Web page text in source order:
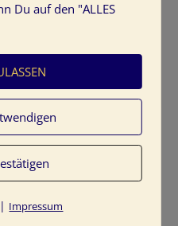
Du auf den "ALLES
| Impressum